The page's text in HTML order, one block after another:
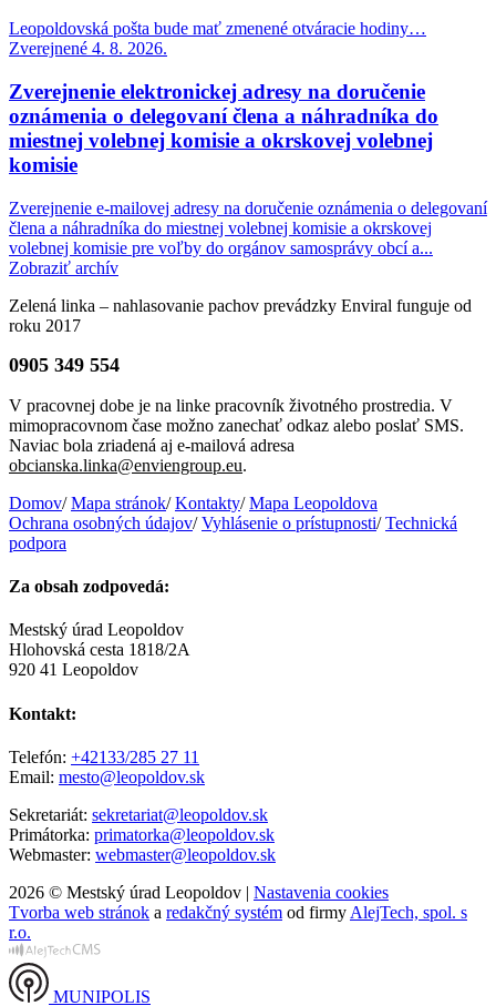
Leopoldovská pošta bude mať zmenené otváracie hodiny…
Zverejnené 4. 8. 2026.
Zverejnenie elektronickej adresy na doručenie
oznámenia o delegovaní člena a náhradníka do
miestnej volebnej komisie a okrskovej volebnej
komisie
Zverejnenie e-mailovej adresy na doručenie oznámenia o delegovaní
člena a náhradníka do miestnej volebnej komisie a okrskovej
volebnej komisie pre voľby do orgánov samosprávy obcí a...
Zobraziť archív
Zelená linka – nahlasovanie pachov prevádzky Enviral funguje od
roku 2017
0905 349 554
V pracovnej dobe je na linke pracovník životného prostredia. V
mimopracovnom čase možno zanechať odkaz alebo poslať SMS.
Naviac bola zriadená aj e-mailová adresa
obcianska.linka@enviengroup.eu.
Domov/ Mapa stránok/ Kontakty/ Mapa Leopoldova
Ochrana osobných údajov/ Vyhlásenie o prístupnosti/ Technická
podpora
Za obsah zodpovedá:
Mestský úrad Leopoldov
Hlohovská cesta 1818/2A
920 41 Leopoldov
Kontakt:
Telefón: +42133/285 27 11
Email: mesto@leopoldov.sk
Sekretariát: sekretariat@leopoldov.sk
Primátorka: primatorka@leopoldov.sk
Webmaster: webmaster@leopoldov.sk
2026 © Mestský úrad Leopoldov | Nastavenia cookies
Tvorba web stránok a redakčný systém od firmy AlejTech, spol. s
r.o.
MUNIPOLIS